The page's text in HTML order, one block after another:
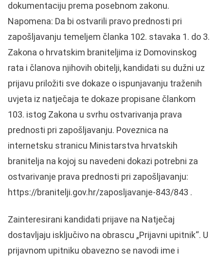
dokumentaciju prema posebnom zakonu.
Napomena: Da bi ostvarili pravo prednosti pri
zapošljavanju temeljem članka 102. stavaka 1. do 3.
Zakona o hrvatskim braniteljima iz Domovinskog
rata i članova njihovih obitelji, kandidati su dužni uz
prijavu priložiti sve dokaze o ispunjavanju traženih
uvjeta iz natječaja te dokaze propisane člankom
103. istog Zakona u svrhu ostvarivanja prava
prednosti pri zapošljavanju. Poveznica na
internetsku stranicu Ministarstva hrvatskih
branitelja na kojoj su navedeni dokazi potrebni za
ostvarivanje prava prednosti pri zapošljavanju:
https://branitelji.gov.hr/zaposljavanje-843/843 .
Zainteresirani kandidati prijave na Natječaj
dostavljaju isključivo na obrascu „Prijavni upitnik“. U
prijavnom upitniku obavezno se navodi ime i